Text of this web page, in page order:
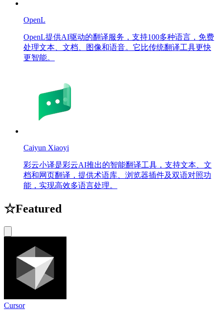
OpenL
OpenL提供AI驱动的翻译服务，支持100多种语言，免费
处理文本、文档、图像和语音。它比传统翻译工具更快
更智能。
Caiyun Xiaoyi
彩云小译是彩云AI推出的智能翻译工具，支持文本、文
档和网页翻译，提供术语库、浏览器插件及双语对照功
能，实现高效多语言处理。
☆Featured
Cursor